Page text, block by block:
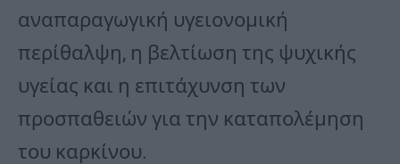
αναπαραγωγική υγειονομική
περίθαλψη, η βελτίωση της ψυχικής
υγείας και η επιτάχυνση των
προσπαθειών για την καταπολέμηση
του καρκίνου.